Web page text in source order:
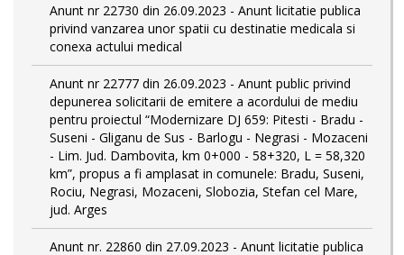
Anunt nr 22730 din 26.09.2023 - Anunt licitatie publica
privind vanzarea unor spatii cu destinatie medicala si
conexa actului medical
Anunt nr 22777 din 26.09.2023 - Anunt public privind
depunerea solicitarii de emitere a acordului de mediu
pentru proiectul “Modernizare DJ 659: Pitesti - Bradu -
Suseni - Gliganu de Sus - Barlogu - Negrasi - Mozaceni
- Lim. Jud. Dambovita, km 0+000 - 58+320, L = 58,320
km”, propus a fi amplasat in comunele: Bradu, Suseni,
Rociu, Negrasi, Mozaceni, Slobozia, Stefan cel Mare,
jud. Arges
Anunt nr. 22860 din 27.09.2023 - Anunt licitatie publica